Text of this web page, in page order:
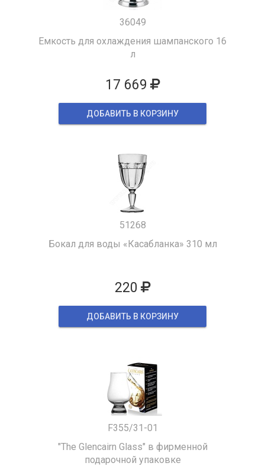
36049
Емкость для охлаждения шампанского 16
л
17 669
ДОБАВИТЬ В КОРЗИНУ
51268
Бокал для воды «Касабланка» 310 мл
220
ДОБАВИТЬ В КОРЗИНУ
F355/31-01
"The Glencairn Glass" в фирменной
подарочной упаковке